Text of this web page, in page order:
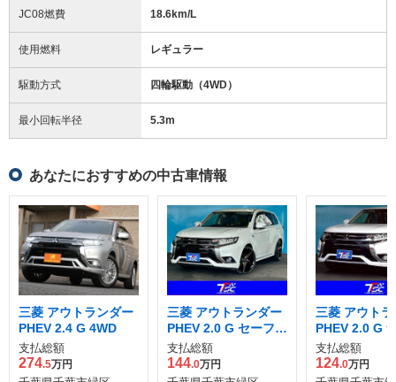
JC08燃費 18.6km/L
使用燃料 レギュラー
駆動方式 四輪駆動（4WD）
最小回転半径 5.3m
あなたにおすすめの中古車情報
三菱 アウトランダー
PHEV 2.4 G 4WD
支払総額
274.5万円
三菱 アウトランダー
PHEV 2.0 G セーフテ
ィパッケージ 4WD
支払総額
144.0万円
三菱 アウト
PHEV 2.0 G
ケージ 4WD
支払総額
124.0万円